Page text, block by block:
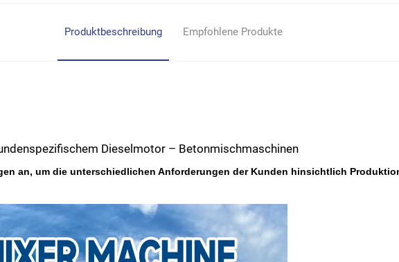
Produktbeschreibung Empfohlene Produkte
Dieselmotor – Betonmischmaschinen
an, um die unterschiedlichen Anforderungen der Kunden hinsichtlich